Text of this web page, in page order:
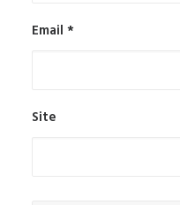
Email *
Site